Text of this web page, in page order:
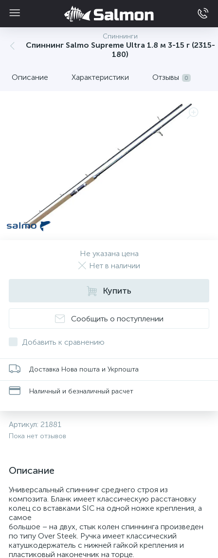
Спиннинги
Спиннинг Salmo Supreme Ultra 1.8 м 3-15 г (2315-
180)
Описание Характеристики Отзывы 0
Не указана цена
Нет в наличии
Купить
Сообщить о поступлении
Добавить к сравнению
Доставка Нова пошта и Укрпошта
Наличный и безналичный расчет
Артикул: 21881
Пока нет отзывов
Описание
Универсальный спиннинг среднего строя из
композита. Бланк имеет классическую расстановку
колец со вставками SIC на одной ножке крепления, а
самое
большое – на двух, стык колен спиннинга произведен
по типу Over Steek. Ручка имеет классический
катушкодержатель с нижней гайкой крепления и
пластиковый наконечник на торце.